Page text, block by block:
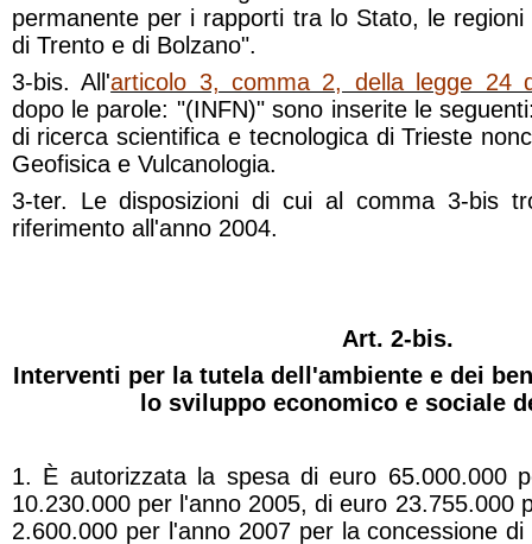
permanente per i rapporti tra lo Stato, le
di Trento e di Bolzano".
3-bis. All'articolo 3, comma 2, della legge 24
dopo le parole: "(INFN)" sono inserite le
di ricerca scientifica e tecnologica di Trieste
Geofisica e Vulcanologia.
3-ter. Le disposizioni di cui al comma 3-bis
riferimento all'anno 2004.
Art. 2-bis.
Interventi per la tutela dell'ambiente e dei
lo sviluppo economico e sociale
1. È autorizzata la spesa di euro 65.000.000
10.230.000 per l'anno 2005, di euro 23.755.000
2.600.000 per l'anno 2007 per la concessione